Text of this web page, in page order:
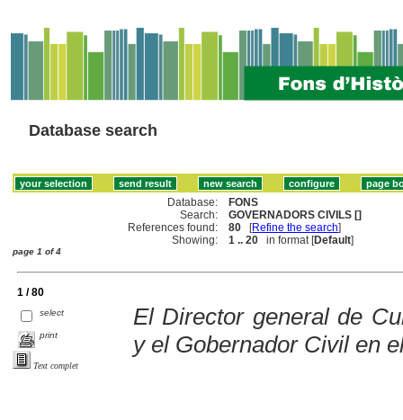
Database search
Database:
FONS
Search:
GOVERNADORS CIVILS []
References found:
80 [Refine the search]
Showing:
1 .. 20 in format [Default]
page 1 of 4
1 / 80
select
print
Text complet
El Director general de
y el Gobernador Civil en